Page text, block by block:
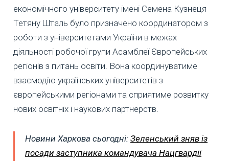
економічного університету імені Семена Кузнеця
Тетяну Шталь було призначено координатором з
роботи з університетами України в межах
діяльності робочої групи Асамблеї Європейських
регіонів з питань освіти. Вона координуватиме
взаємодію українських університетів з
європейськими регіонами та сприятиме розвитку
нових освітніх і наукових партнерств.
Новини Харкова сьогодні: Зеленський зняв із
посади заступника командувача Нацгвардії